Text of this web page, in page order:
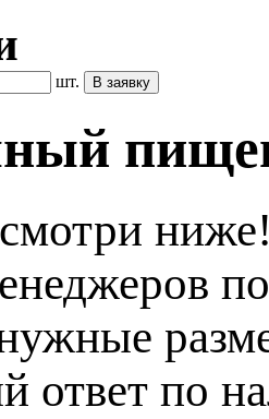
шт.
ответ по